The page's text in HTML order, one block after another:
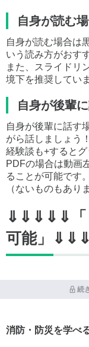
自身が読む
自身が読む場合は
いう読み方がおす
また、スライドリ
境下を推奨してい
自身が後輩
自身が後輩に話す
がら話しましょう！
経験談も+するとグ
PDFの場合は動画
ることが可能です。
（ないものもあり
⇓⇓⇓⇓⇓「
可能」
続
消防・防災を学べ